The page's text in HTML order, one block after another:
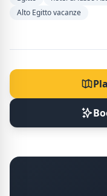
Alto Egitto vacanze